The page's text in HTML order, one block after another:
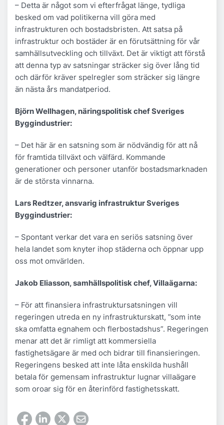
– Detta är något som vi efterfrågat länge, tydliga
besked om vad politikerna vill göra med
infrastrukturen och bostadsbristen. Att satsa på
infrastruktur och bostäder är en förutsättning för vår
samhällsutveckling och tillväxt. Det är viktigt att förstå
att denna typ av satsningar sträcker sig över lång tid
och därför kräver spelregler som sträcker sig längre
än nästa års mandatperiod.
Björn Wellhagen, näringspolitisk chef Sveriges
Byggindustrier:
– Det här är en satsning som är nödvändig för att nå
för framtida tillväxt och välfärd. Kommande
generationer och personer utanför bostadsmarknaden
är de största vinnarna.
Lars Redtzer, ansvarig infrastruktur Sveriges
Byggindustrier:
– Spontant verkar det vara en seriös satsning över
hela landet som knyter ihop städerna och öppnar upp
oss mot omvärlden.
Jakob Eliasson, samhällspolitisk chef, Villaägarna:
– För att finansiera infrastruktursatsningen vill
regeringen utreda en ny infrastrukturskatt, ”som inte
ska omfatta egnahem och flerbostadshus”. Regeringen
menar att det är rimligt att kommersiella
fastighetsägare är med och bidrar till finansieringen.
Regeringens besked att inte låta enskilda hushåll
betala för gemensam infrastruktur lugnar villaägare
som oroar sig för en återinförd fastighetsskatt.